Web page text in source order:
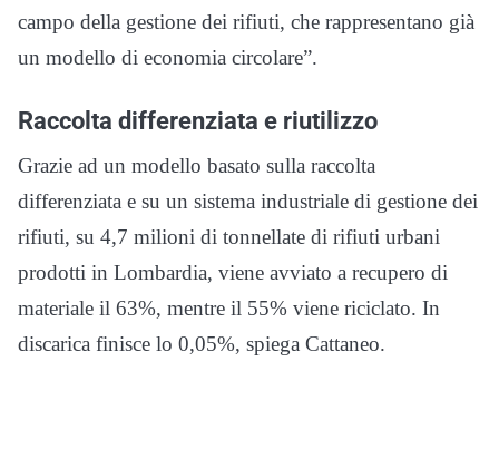
campo della gestione dei rifiuti, che rappresentano già
un modello di economia circolare”.
Raccolta differenziata e riutilizzo
Grazie ad un modello basato sulla raccolta
differenziata e su un sistema industriale di gestione dei
rifiuti, su 4,7 milioni di tonnellate di rifiuti urbani
prodotti in Lombardia, viene avviato a recupero di
materiale il 63%, mentre il 55% viene riciclato. In
discarica finisce lo 0,05%, spiega Cattaneo.